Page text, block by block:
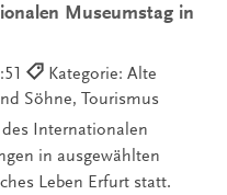
Museumstag in
Kategorie: Alte
Söhne, Tourismus
Internationalen
in ausgewählten
Leben Erfurt statt.